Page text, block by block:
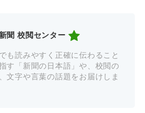
聞 校閲センター
も読みやすく正確に伝わること
す「新聞の日本語」や、校閲の
文字や言葉の話題をお届けしま